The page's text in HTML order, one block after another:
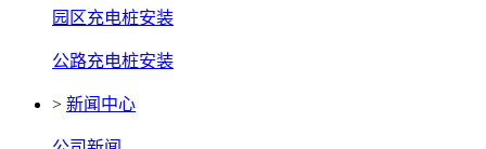
园区充电桩安装
公路充电桩安装
> 新闻中心